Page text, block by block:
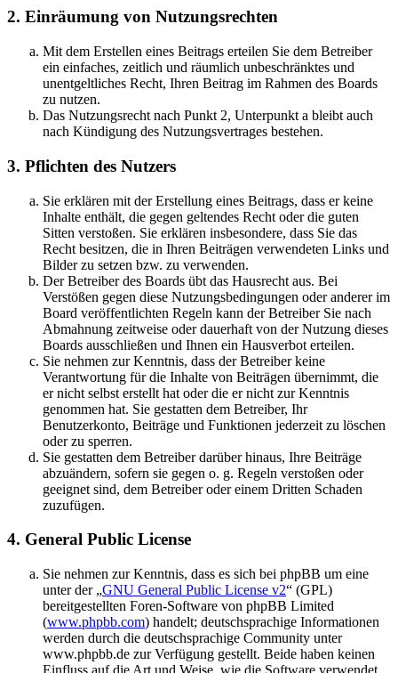
2. Einräumung von Nutzungsrechten
Mit dem Erstellen eines Beitrags erteilen Sie dem Betreiber
ein einfaches, zeitlich und räumlich unbeschränktes und
unentgeltliches Recht, Ihren Beitrag im Rahmen des Boards
zu nutzen.
Das Nutzungsrecht nach Punkt 2, Unterpunkt a bleibt auch
nach Kündigung des Nutzungsvertrages bestehen.
3. Pflichten des Nutzers
Sie erklären mit der Erstellung eines Beitrags, dass er keine
Inhalte enthält, die gegen geltendes Recht oder die guten
Sitten verstoßen. Sie erklären insbesondere, dass Sie das
Recht besitzen, die in Ihren Beiträgen verwendeten Links und
Bilder zu setzen bzw. zu verwenden.
Der Betreiber des Boards übt das Hausrecht aus. Bei
Verstößen gegen diese Nutzungsbedingungen oder anderer im
Board veröffentlichten Regeln kann der Betreiber Sie nach
Abmahnung zeitweise oder dauerhaft von der Nutzung dieses
Boards ausschließen und Ihnen ein Hausverbot erteilen.
Sie nehmen zur Kenntnis, dass der Betreiber keine
Verantwortung für die Inhalte von Beiträgen übernimmt, die
er nicht selbst erstellt hat oder die er nicht zur Kenntnis
genommen hat. Sie gestatten dem Betreiber, Ihr
Benutzerkonto, Beiträge und Funktionen jederzeit zu löschen
oder zu sperren.
Sie gestatten dem Betreiber darüber hinaus, Ihre Beiträge
abzuändern, sofern sie gegen o. g. Regeln verstoßen oder
geeignet sind, dem Betreiber oder einem Dritten Schaden
zuzufügen.
4. General Public License
Sie nehmen zur Kenntnis, dass es sich bei phpBB um eine
unter der „GNU General Public License v2“ (GPL)
bereitgestellten Foren-Software von phpBB Limited
(www.phpbb.com) handelt; deutschsprachige Informationen
werden durch die deutschsprachige Community unter
www.phpbb.de zur Verfügung gestellt. Beide haben keinen
Einfluss auf die Art und Weise, wie die Software verwendet